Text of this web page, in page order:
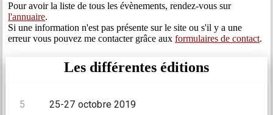
Pour avoir la liste de tous les évènements, rendez-vous sur
l'annuaire.
Si une information n'est pas présente sur le site ou s'il y a une
erreur vous pouvez me contacter grâce auxformulaires de contact.
Les différentes éditions
5 25-27 octobre 2019